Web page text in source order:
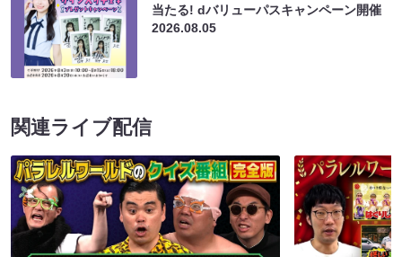
当たる! dバリューパスキャンペーン開催
2026.08.05
関連ライブ配信